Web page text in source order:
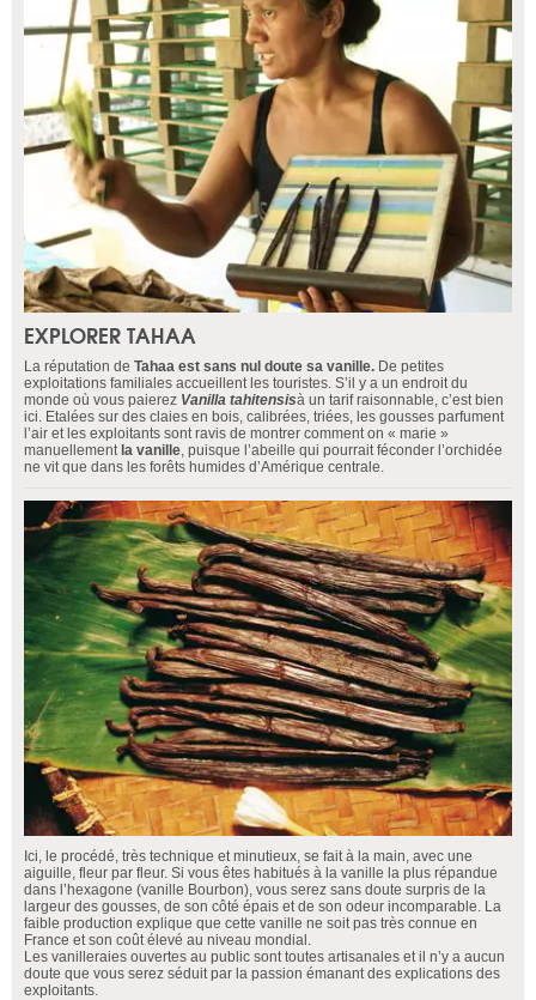
EXPLORER TAHAA
La réputation de Tahaa est sans nul doute sa vanille. De petites
exploitations familiales accueillent les touristes. S’il y a un endroit du
monde où vous paierez Vanilla tahitensisà un tarif raisonnable, c’est bien
ici. Etalées sur des claies en bois, calibrées, triées, les gousses parfument
l’air et les exploitants sont ravis de montrer comment on « marie »
manuellement la vanille, puisque l’abeille qui pourrait féconder l’orchidée
ne vit que dans les forêts humides d’Amérique centrale.
Ici, le procédé, très technique et minutieux, se fait à la main, avec une
aiguille, fleur par fleur. Si vous êtes habitués à la vanille la plus répandue
dans l’hexagone (vanille Bourbon), vous serez sans doute surpris de la
largeur des gousses, de son côté épais et de son odeur incomparable. La
faible production explique que cette vanille ne soit pas très connue en
France et son coût élevé au niveau mondial.
Les vanilleraies ouvertes au public sont toutes artisanales et il n’y a aucun
doute que vous serez séduit par la passion émanant des explications des
exploitants.